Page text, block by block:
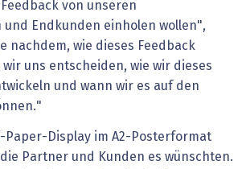
von unseren
Endkunden einholen wollen",
nachdem, wie dieses Feedback
uns entscheiden, wie wir dieses
und wann wir es auf den
Paper-Display im A2-Posterformat
Partner und Kunden es wünschten.